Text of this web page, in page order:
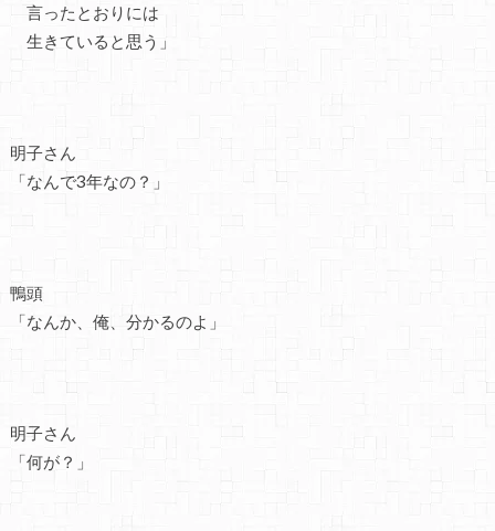
言ったとおりには
生きていると思う」
明子さん
「なんで3年なの？」
鴨頭
「なんか、俺、分かるのよ」
明子さん
「何が？」